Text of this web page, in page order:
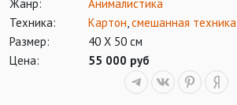
Жанр:
Анималистика
Техника:
Картон,смешанная техника
Размер:
40 Х 50 см
Цена:
55 000 руб